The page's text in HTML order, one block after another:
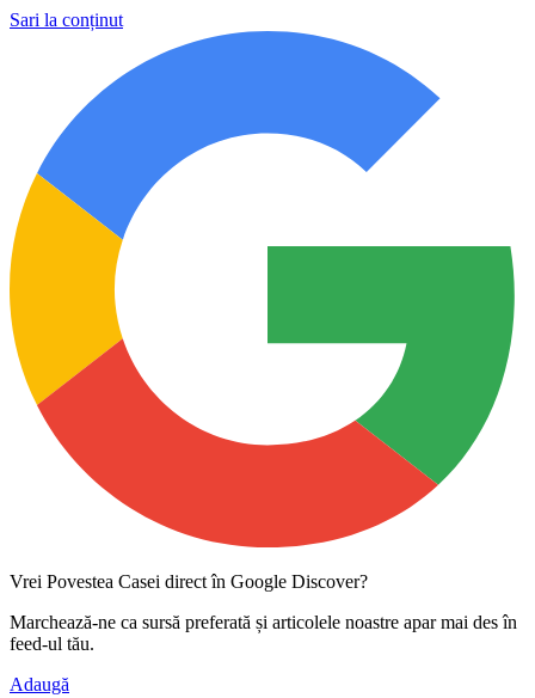
Sari la conținut
Vrei Povestea Casei direct în Google Discover?
Marchează-ne ca sursă preferată și articolele noastre apar mai des în
feed-ul tău.
Adaugă